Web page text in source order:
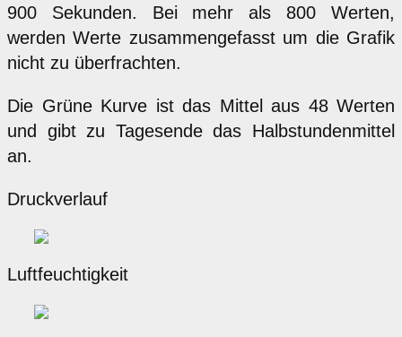
900 Sekunden. Bei mehr als 800 Werten,
werden Werte zusammengefasst um die Grafik
nicht zu überfrachten.
Die Grüne Kurve ist das Mittel aus 48 Werten
und gibt zu Tagesende das Halbstundenmittel
an.
Druckverlauf
Luftfeuchtigkeit